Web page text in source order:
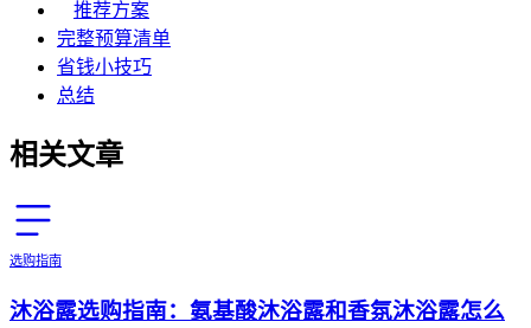
推荐方案
完整预算清单
省钱小技巧
总结
相关文章
选购指南
沐浴露选购指南：氨基酸沐浴露和香氛沐浴露怎么